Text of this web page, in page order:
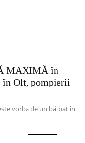
MAXIMĂ în
în Olt, pompierii
vorba de un bărbat în